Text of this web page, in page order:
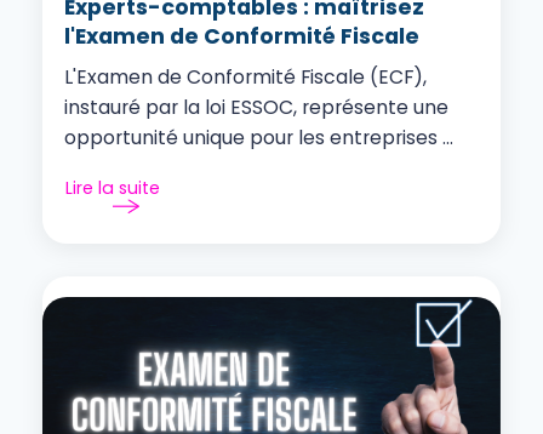
Experts-comptables : maîtrisez
l'Examen de Conformité Fiscale
L'Examen de Conformité Fiscale (ECF),
instauré par la loi ESSOC, représente une
opportunité unique pour les entreprises ...
Lire la suite